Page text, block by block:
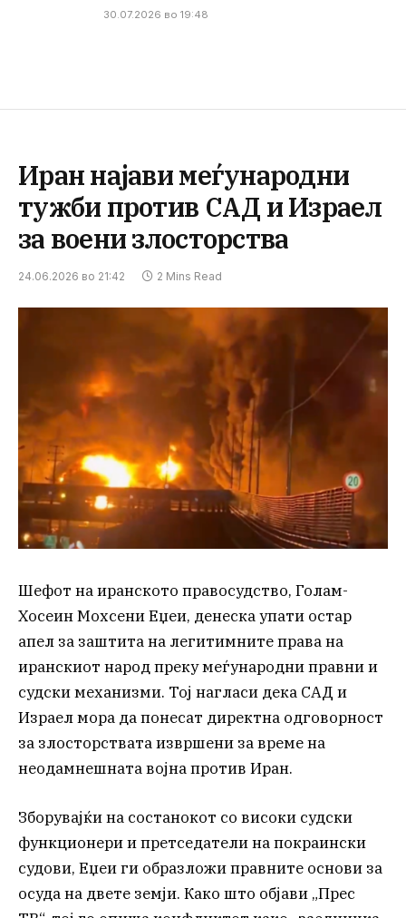
30.07.2026 во 19:48
Иран најави меѓународни
тужби против САД и Израел
за воени злосторства
24.06.2026 во 21:42 2 Mins Read
Шефот на иранското правосудство, Голам-
Хосеин Мохсени Еџеи, денеска упати остар
апел за заштита на легитимните права на
иранскиот народ преку меѓународни правни и
судски механизми. Тој нагласи дека САД и
Израел мора да понесат директна одговорност
за злосторствата извршени за време на
неодамнешната војна против Иран.
Зборувајќи на состанокот со високи судски
функционери и претседатели на покраински
судови, Еџеи ги образложи правните основи за
осуда на двете земји. Како што објави „Прес